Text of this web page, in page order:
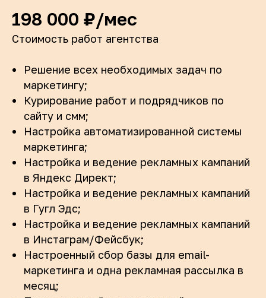
198 000 ₽/мес
Стоимость работ агентства
Решение всех необходимых задач по
маркетингу;
Курирование работ и подрядчиков по
сайту и смм;
Настройка автоматизированной системы
маркетинга;
Настройка и ведение рекламных кампаний
в Яндекс Директ;
Настройка и ведение рекламных кампаний
в Гугл Эдс;
Настройка и ведение рекламных кампаний
в Инстаграм/Фейсбук;
Настроенный сбор базы для email-
маркетинга и одна рекламная рассылка в
месяц;